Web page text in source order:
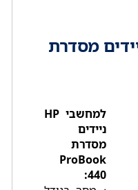
מסדרת
למחשבי HP
ניידים
מסדרת
ProBook
440: